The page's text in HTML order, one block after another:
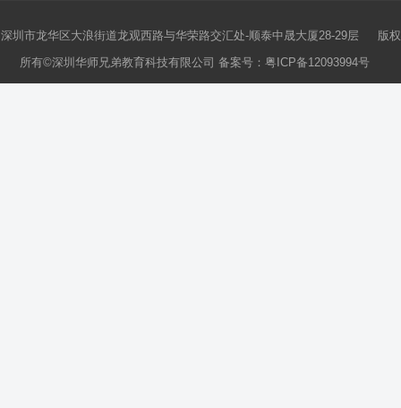
深圳市龙华区大浪街道龙观西路与华荣路交汇处-顺泰中晟大厦28-29层 版权
所有©深圳华师兄弟教育科技有限公司 备案号： 粤ICP备12093994号